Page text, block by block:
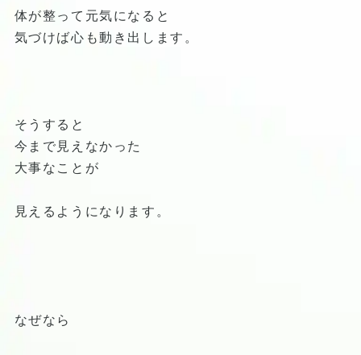
体が整って元気になると
気づけば心も動き出します。
そうすると
今まで見えなかった
大事なことが
見えるようになります。
なぜなら